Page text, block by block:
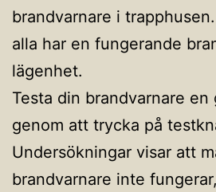
brandvarnare i
alla har en fungerande
lägenhet.
Testa din brandvarnare en
genom att trycka på
Undersökningar visar att
brandvarnare inte